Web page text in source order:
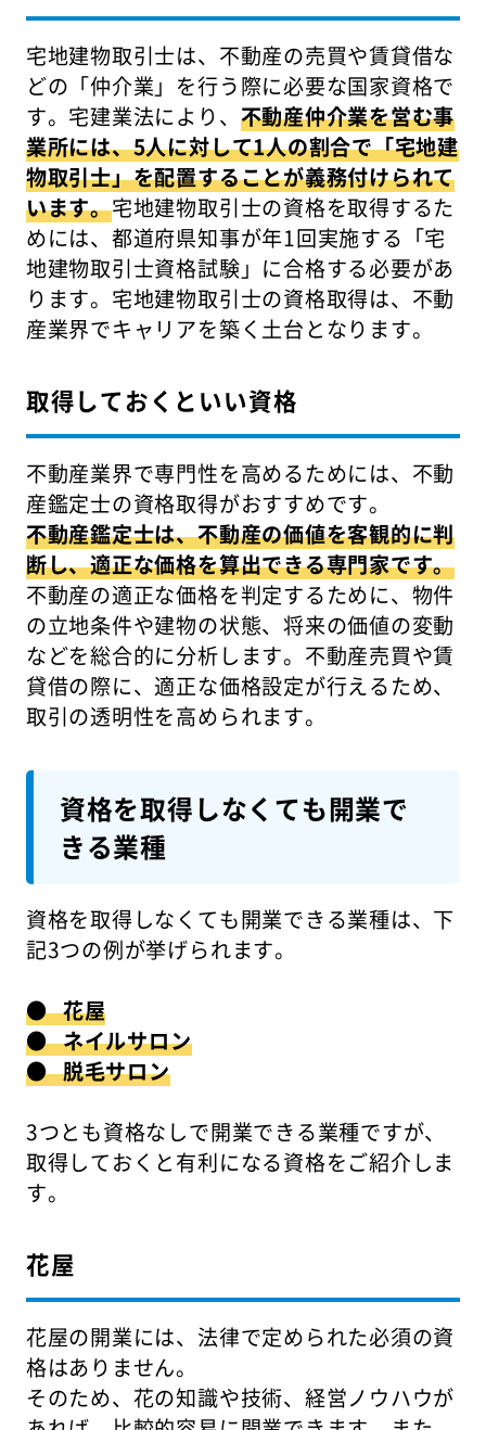
宅地建物取引士は、不動産の売買や賃貸借な
どの「仲介業」を行う際に必要な国家資格で
す。宅建業法により、 不動産仲介業を営む事
業所には、5人に対して1人の割合で「宅地建
物取引士」を配置することが義務付けられて
います。宅地建物取引士の資格を取得するた
めには、都道府県知事が年1回実施する「宅
地建物取引士資格試験」に合格する必要があ
ります。宅地建物取引士の資格取得は、不動
産業界でキャリアを築く土台となります。
取得しておくといい資格
不動産業界で専門性を高めるためには、不動
産鑑定士の資格取得がおすすめです。
不動産鑑定士は、不動産の価値を客観的に判
断し、適正な価格を算出できる専門家です。
不動産の適正な価格を判定するために、物件
の立地条件や建物の状態、将来の価値の変動
などを総合的に分析します。不動産売買や賃
貸借の際に、適正な価格設定が行えるため、
取引の透明性を高められます。
資格を取得しなくても開業で
きる業種
資格を取得しなくても開業できる業種は、下
記3つの例が挙げられます。
● 花屋
● ネイルサロン
● 脱毛サロン
3つとも資格なしで開業できる業種ですが、
取得しておくと有利になる資格をご紹介しま
す。
花屋
花屋の開業には、法律で定められた必須の資
格はありません。
そのため、花の知識や技術、経営ノウハウが